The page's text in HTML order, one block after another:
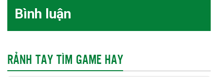
Bình luận
RẢNH TAY TÌM GAME HAY